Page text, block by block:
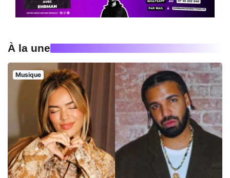
À la une
Musique